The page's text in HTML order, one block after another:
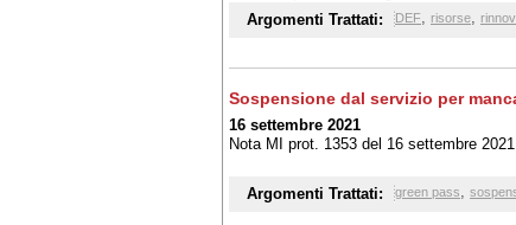
i lavoratori che svolgono mansioni
Argomenti Trattati: DEF, risorse,
Sospensione dal servizio per
16 settembre 2021
Nota MI prot. 1353 del 16 settembre 2021
Argomenti Trattati: green pass,